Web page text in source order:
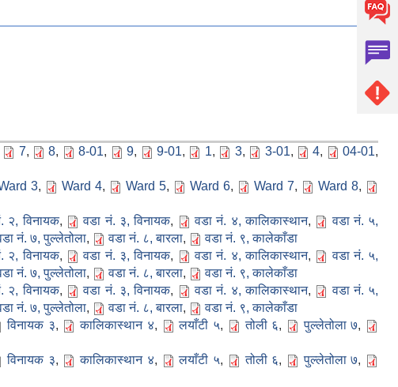
7, 8, 8-01, 9, 9-01, 1, 3, 3-01, 4, 04-01,
3, Ward 4, Ward 5, Ward 6, Ward 7, Ward 8,
२, विनायक, वडा नं. ३, विनायक, वडा नं. ४, कालिकास्थान,
वडा नं. ५,
नं. ७, पुल्लेतोला, वडा नं. ८, बारला, वडा नं. ९, कालेकाँडा
२, विनायक, वडा नं. ३, विनायक, वडा नं. ४, कालिकास्थान,
वडा नं. ५,
नं. ७, पुल्लेतोला, वडा नं. ८, बारला, वडा नं. ९, कालेकाँडा
२, विनायक, वडा नं. ३, विनायक, वडा नं. ४, कालिकास्थान,
वडा नं. ५,
नं. ७, पुल्लेतोला, वडा नं. ८, बारला, वडा नं. ९, कालेकाँडा
विनायक ३, कालिकास्थान ४, लयाँटी ५, तोली ६, पुल्लेतोला ७,
विनायक ३, कालिकास्थान ४, लयाँटी ५, तोली ६, पुल्लेतोला ७,